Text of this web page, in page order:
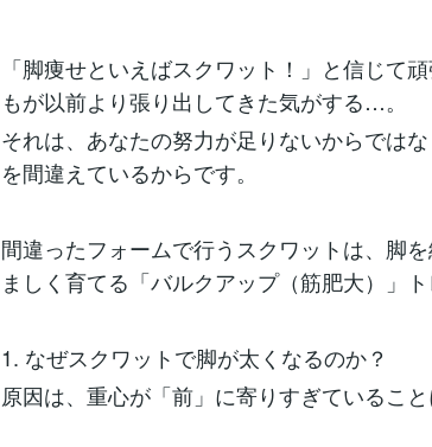
「脚痩せといえばスクワット！」と信じて
もが以前より張り出してきた気がする…。
それは、あなたの努力が足りないからでは
を間違えているからです。
間違ったフォームで行うスクワットは、脚
ましく育てる「バルクアップ（筋肥大）」
1. なぜスクワットで脚が太くなるのか？
原因は、重心が「前」に寄りすぎていること